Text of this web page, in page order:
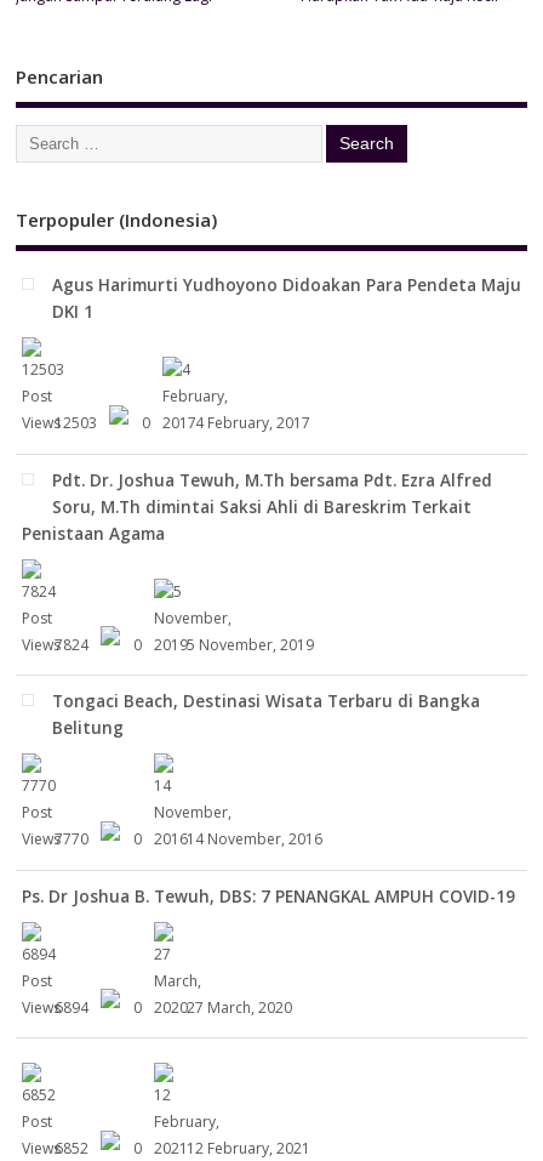
Pencarian
Terpopuler (Indonesia)
Agus Harimurti Yudhoyono Didoakan Para Pendeta Maju
DKI 1
12503 0 4 February, 2017
Pdt. Dr. Joshua Tewuh, M.Th bersama Pdt. Ezra Alfred
Soru, M.Th dimintai Saksi Ahli di Bareskrim Terkait
Penistaan Agama
7824 0 5 November, 2019
Tongaci Beach, Destinasi Wisata Terbaru di Bangka
Belitung
7770 0 14 November, 2016
Ps. Dr Joshua B. Tewuh, DBS: 7 PENANGKAL AMPUH COVID-19
6894 0 27 March, 2020
6852 0 12 February, 2021